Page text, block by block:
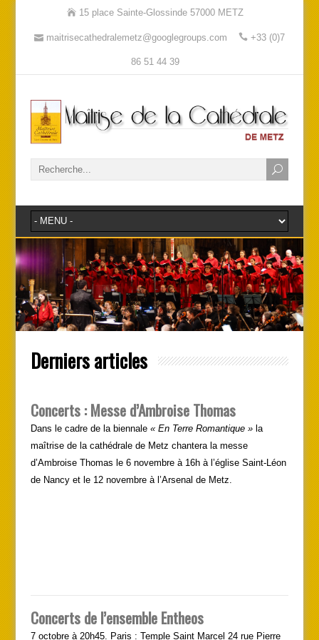
15 place Sainte-Glossinde 57000 METZ
maitrisecathedralemetz@googlegroups.com +33 (0)7
86 51 44 39
Derniers articles
Concerts : Messe d’Ambroise Thomas
Dans le cadre de la biennale « En Terre Romantique »la
maîtrise de la cathédrale de Metz chantera la messe
d’Ambroise Thomas le 6 novembre à 16h à l’église Saint-Léon
de Nancy et le 12 novembre à l’Arsenal de Metz.
Concerts de l’ensemble Entheos
7 octobre à 20h45. Paris : Temple Saint Marcel 24 rue Pierre